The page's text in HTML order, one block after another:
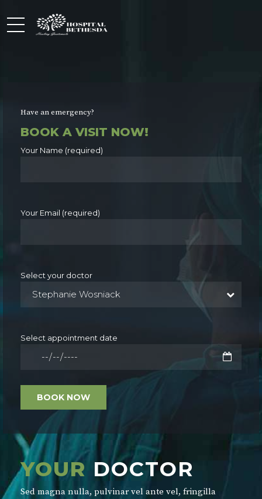
Have an emergency?
BOOK A VISIT NOW!
Your Name (required)
Your Email (required)
Select your doctor
Stephanie Wosniack
Select appointment date
YOUR DOCTOR
Sed magna nulla, pulvinar vel ante vel, fringilla